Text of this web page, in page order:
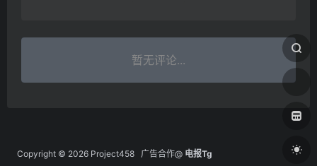
暂无评论...
Copyright © 2026 Project458 广告合作@ 电报Tg